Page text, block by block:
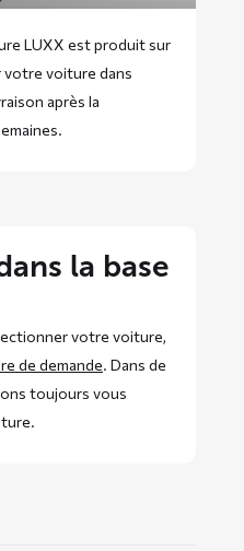
LUXX est produit sur
voiture dans
après la
la base
votre voiture,
de demande. Dans de
toujours vous